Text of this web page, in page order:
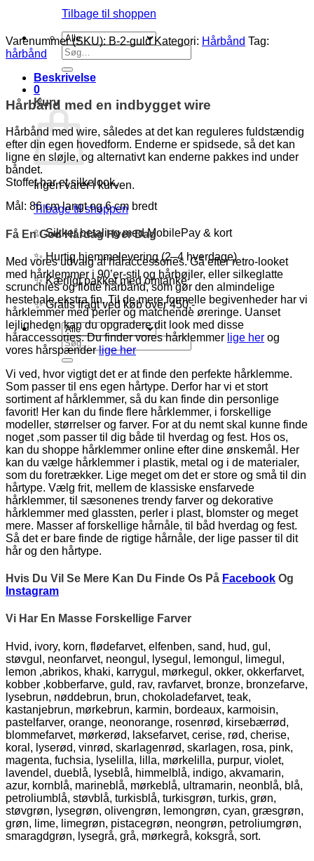
Tilbage til shoppen
Søg
efter:
0
Kurv
Ingen varer i kurven.
Tilbage til shoppen
✨ Sikker betaling med MobilePay & kort
✨ Hurtig hjemmelevering (2–4 hverdage)
✨ Kærligt pakket med omtanke
✨ Gratis fragt ved køb over 450,-
Søg
efter:
Varenummer (SKU): B-2-guld Kategori: Hårbånd Tag:
hårbånd
Beskrivelse
Hårbånd med en indbygget wire
Hårbånd med wire, således at det kan reguleres fuldstændig
efter din egen hovedform. Enderne er spidsede, så det kan
ligne en sløjle, og alternativt kan enderne pakkes ind under
båndet.
Stoffet har et silkelook.
Mål: 86 cm langt og 6 cm bredt
Få En God Hårdag Hver Dag
Med vores udvalg af håraccessories. Gå efter retro-looket
med hårklemmer i 90’er-stil og hårbøjler, eller silkeglatte
scrunchies og flotte hårbånd, som gør den almindelige
hestehale ekstra fin. Til de mere formelle begivenheder har vi
hårklemmer med perler og matchende øreringe. Uanset
lejligheden kan du opgradere dit look med disse
håraccessories. Du finder vores hårklemmer lige her og
vores hårspænderlige her
Vi ved, hvor vigtigt det er at finde den perfekte hårklemme.
Som passer til ens egen hårtype. Derfor har vi et stort
sortiment af hårklemmer, så du kan finde din personlige
favorit! Her kan du finde flere hårklemmer, i forskellige
modeller, størrelser og farver. For at du nemt skal kunne finde
noget ,som passer til dig både til hverdag og fest. Hos os,
kan du shoppe hårklemmer online efter dine ønskemål. Her
kan du vælge hårklemmer i plastik, metal og i de materialer,
som du foretrækker. Lige meget om det er store og små til din
hårtype. Vælg frit, mellem de klassiske ensfarvede
hårklemmer, til sæsonenes trendy farver og dekorative
hårklemmer med glassten, perler i plast, blomster og meget
mere. Masser af forskellige hårnåle, til båd hverdag og fest.
Så det er bare finde de rigtige hårnåle, der lige passer til dit
hår og den hårtype.
Hvis Du Vil Se Mere Kan Du Finde Os På Facebook Og
Instagram
Vi Har En Masse Forskellige Farver
Hvid, ivory, korn, flødefarvet, elfenben, sand, hud, gul,
støvgul, neonfarvet, neongul, lysegul, lemongul, limegul,
lemon ,abrikos, khaki, karrygul, mørkegul, okker, okkerfarvet,
kobber ,kobberfarve, guld, rav, ravfarvet, bronze, bronzefarve,
lysebrun, nøddebrun, brun, chokoladefarvet, teak,
kastanjebrun, mørkebrun, karmin, bordeaux, karmoisin,
pastelfarver, orange, neonorange, rosenrød, kirsebærrød,
blommefarvet, mørkerød, laksefarvet, cerise, rød, cherise,
koral, lyserød, vinrød, skarlagenrød, skarlagen, rosa, pink,
magenta, fuchsia, lyselilla, lilla, mørkelilla, purpur, violet,
lavendel, dueblå, lyseblå, himmelblå, indigo, akvamarin,
azur, kornblå, marineblå, mørkeblå, ultramarin, neonblå, blå,
petroliumblå, støvblå, turkisblå, turkisgrøn, turkis, grøn,
støvgrøn, lysegrøn, olivengrøn, lemongrøn, cyan, græsgrøn,
grøn, lime, limegrøn, pistacegrøn, neongrøn, petroliumgrøn,
smaragdgrøn, lysegrå, grå, mørkegrå, koksgrå, sort.